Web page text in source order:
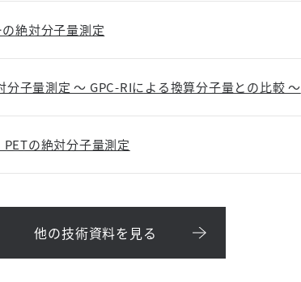
絶対分子量測定
子量測定 ～ GPC-RIによる換算分子量との比較 ～
の絶対分子量測定
他の技術資料を見る